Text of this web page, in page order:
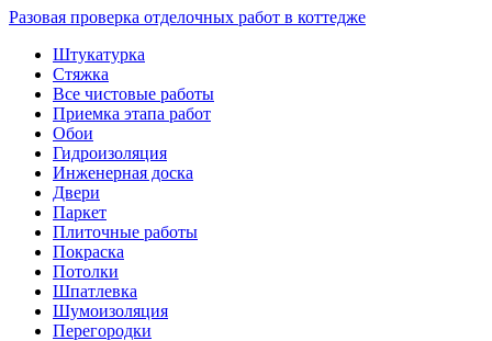
Разовая проверка отделочных работ в коттедже
Штукатурка
Стяжка
Все чистовые работы
Приемка этапа работ
Обои
Гидроизоляция
Инженерная доска
Двери
Паркет
Плиточные работы
Покраска
Потолки
Шпатлевка
Шумоизоляция
Перегородки